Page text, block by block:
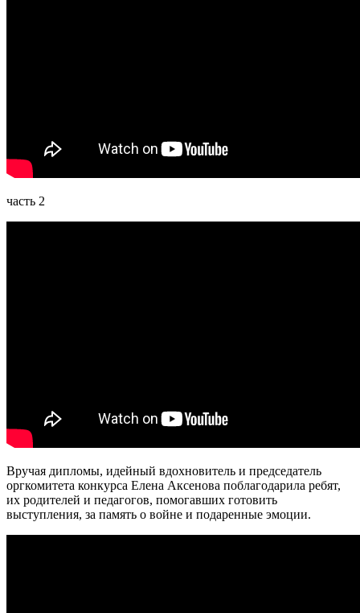
часть 2
Вручая дипломы, идейный вдохновитель и председатель
оргкомитета конкурса Елена Аксенова поблагодарила ребят,
их родителей и педагогов, помогавших готовить
выступления, за память о войне и подаренные эмоции.